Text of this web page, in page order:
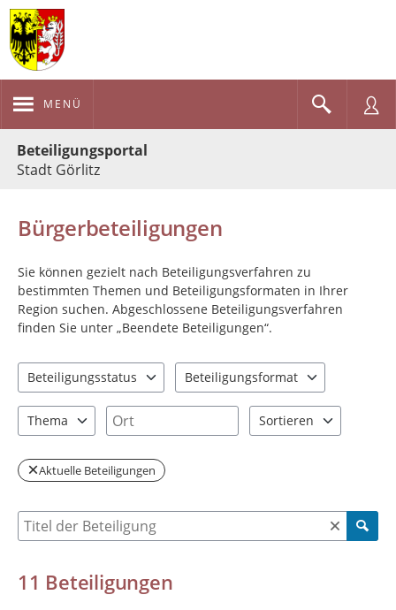
MENÜ
Beteiligungsportal
Stadt Görlitz
Bürgerbeteiligungen
Sie können gezielt nach Beteiligungsverfahren zu
bestimmten Themen und Beteiligungsformaten in Ihrer
Region suchen. Abgeschlossene Beteiligungsverfahren
finden Sie unter „Beendete Beteiligungen“.
Beteiligungsstatus
Beteiligungsformat
Thema
Ort
Sortieren
Aktuelle Beteiligungen
Suche nach Beteiligung
11 Beteiligungen